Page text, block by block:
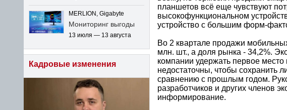
планшетов всё еще чувствуют
высокофункциональном
устройство с большим форм-
Во 2 квартале продажи
млн. шт., а доля рынка - 34,2%.
компании удержать первое
недостаточны, чтобы сохранить
сравнению с прошлым годом.
разработчиков и других членов
информирование.
MERLION, Gigabyte
Мониторинг выгоды
13 июля — 13 августа
Кадровые изменения